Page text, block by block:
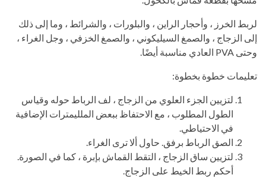
لربط الخرز ، وأحجار الراين ، والبلورات ، والشرائط ، وما إلى ذلك
إلى الزجاج ، والصمغ السيليكوني ، والصمغ الخزفي ، وجل الغراء ،
وحتى PVA العادي مناسبة أيضًا.
تعليمات خطوة بخطوة:
لتزيين الجزء العلوي من الزجاج ، لف الرباط حوله وقياس
الطول المطلوب ، مع الاحتفاظ ببعض الملليمترات الإضافية
في الاحتياطي.
الصق الرباط برفق. حاول ألا ترى الغراء.
لتزيين ساق الزجاج ، التقط القماش بإبرة ، كما في الصورة.
أحكم ربط الخيط على الزجاج.